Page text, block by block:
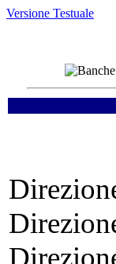
Versione Testuale